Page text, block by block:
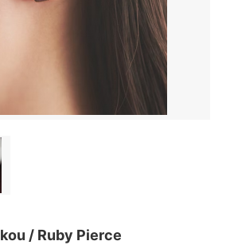
kou / Ruby Pierce